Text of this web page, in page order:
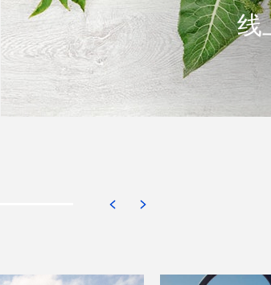
线
于Bowen Supa